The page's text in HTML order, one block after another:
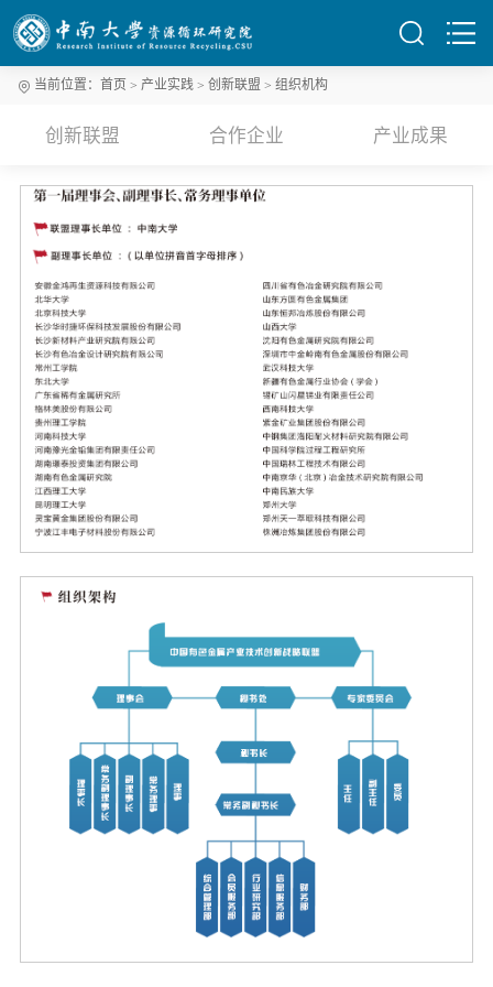
当前位置：首页 产业实践 创新联盟 组织机构
创新联盟 合作企业 产业成果